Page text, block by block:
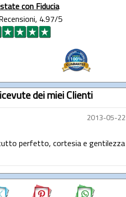
con Fiducia
4.97/5
dei miei Clienti
2013-05-22
perfetto, cortesia e gentilezza